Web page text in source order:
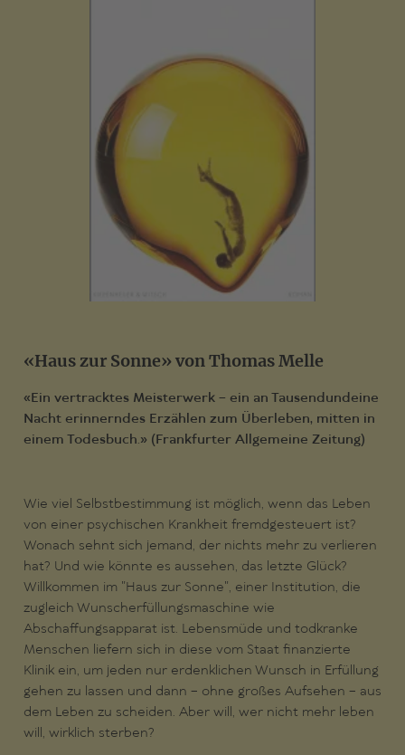
«Haus zur Sonne» von Thomas Melle
«Ein vertracktes Meisterwerk – ein an Tausendundeine
Nacht erinnerndes Erzählen zum Überleben, mitten in
einem Todesbuch.» (Frankfurter Allgemeine Zeitung)
Wie viel Selbstbestimmung ist möglich, wenn das Leben
von einer psychischen Krankheit fremdgesteuert ist?
Wonach sehnt sich jemand, der nichts mehr zu verlieren
hat? Und wie könnte es aussehen, das letzte Glück?
Willkommen im "Haus zur Sonne", einer Institution, die
zugleich Wunscherfüllungsmaschine wie
Abschaffungsapparat ist. Lebensmüde und todkranke
Menschen liefern sich in diese vom Staat finanzierte
Klinik ein, um jeden nur erdenklichen Wunsch in Erfüllung
gehen zu lassen und dann – ohne großes Aufsehen – aus
dem Leben zu scheiden. Aber will, wer nicht mehr leben
will, wirklich sterben?